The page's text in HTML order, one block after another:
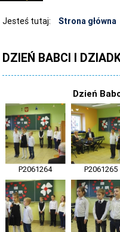
LINKI
STOSOWANIE TECHNOLOGII
Jesteś tutaj: Strona główna
DZIEŃ BABCI I
Dzień
P2061264 P2061265